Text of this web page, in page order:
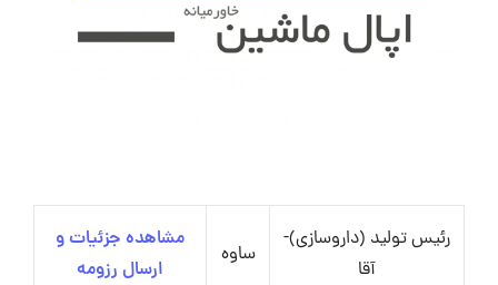
رئیس تولید (داروسازی)-
آقا
ساوه
مشاهده جزئیات و
ارسال رزومه